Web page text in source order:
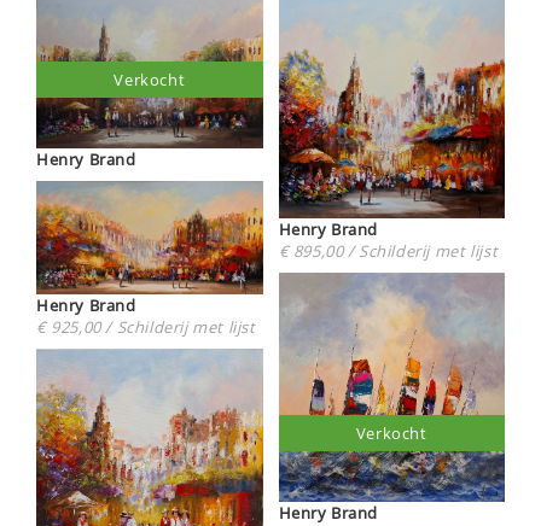
Henry Brand
Verkocht
Henry Brand
€ 925,00 / Schilderij met lijst
Henry Brand
€ 895,00 / Schilderij met lijst
Henry Brand
Verkocht